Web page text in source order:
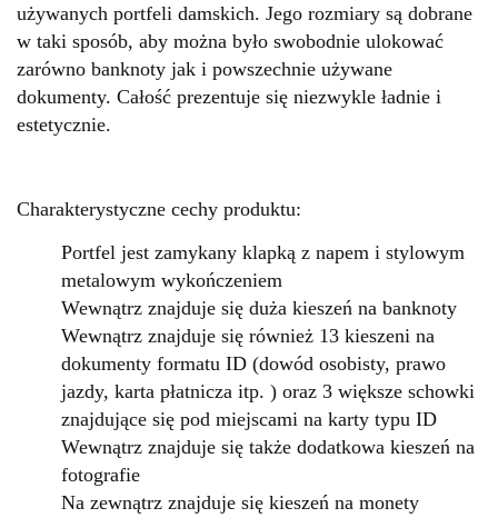
używanych portfeli damskich. Jego rozmiary są dobrane
w taki sposób, aby można było swobodnie ulokować
zarówno banknoty jak i powszechnie używane
dokumenty. Całość prezentuje się niezwykle ładnie i
estetycznie.
Charakterystyczne cechy produktu:
Portfel jest zamykany klapką z napem i stylowym
metalowym wykończeniem
Wewnątrz znajduje się duża kieszeń na banknoty
Wewnątrz znajduje się również 13 kieszeni na
dokumenty formatu ID (dowód osobisty, prawo
jazdy, karta płatnicza itp. ) oraz 3 większe schowki
znajdujące się pod miejscami na karty typu ID
Wewnątrz znajduje się także dodatkowa kieszeń na
fotografie
Na zewnątrz znajduje się kieszeń na monety